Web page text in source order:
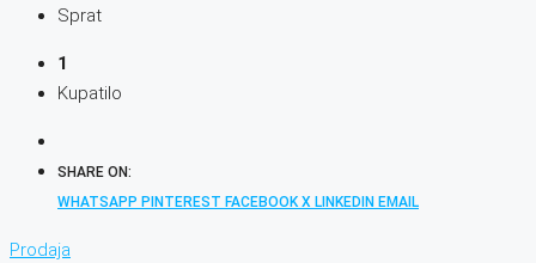
Sprat
1
Kupatilo
SHARE ON:
WHATSAPP PINTEREST FACEBOOK X LINKEDIN EMAIL
Prodaja